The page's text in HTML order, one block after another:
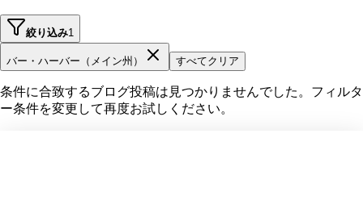
絞り込み1
バー・ハーバー（メイン州） すべてクリア
条件に合致するブログ投稿は見つかりませんでした。フィルタ
ー条件を変更して再度お試しください。